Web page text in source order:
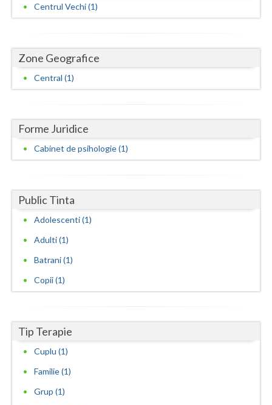
Ialomita
Ilfov
Maramures
Mures
Neamt
Prahova
Salaj
Teleorman
Tulcea
Valcea
Centrul Vechi (1)
Zone Geografice
Central (1)
Forme Juridice
Cabinet de psihologie (1)
Public Tinta
Adolescenti (1)
Adulti (1)
Batrani (1)
Copii (1)
Tip Terapie
Cuplu (1)
Familie (1)
Grup (1)